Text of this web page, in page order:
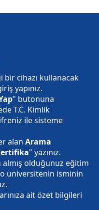
cihazı kullanacak
yapınız.
" butonuna
T.C. Kimlik
ile sisteme
alan Arama
" yazınız.
almış olduğunuz eğitim
üniversitenin isminin
ait özet bilgileri